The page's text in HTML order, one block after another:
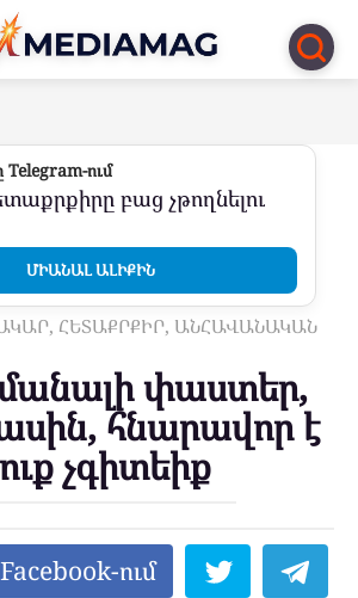
Telegram-ում
բաց չթողնելու
ՄԻԱՆԱԼ ԱԼԻՔԻՆ
ՀԵՏԱՔՐՔԻՐ, ԱՆՀԱՎԱՆԱԿԱՆ
փաստեր,
հնարավոր է
չգիտեիք
ում